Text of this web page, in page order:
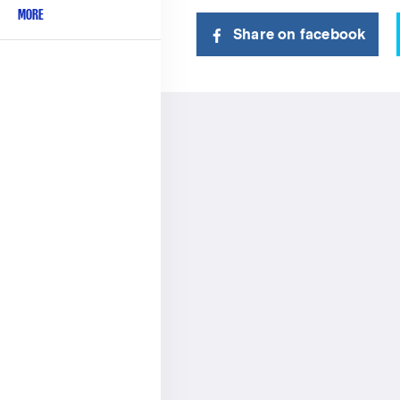
MORE
Share on facebook